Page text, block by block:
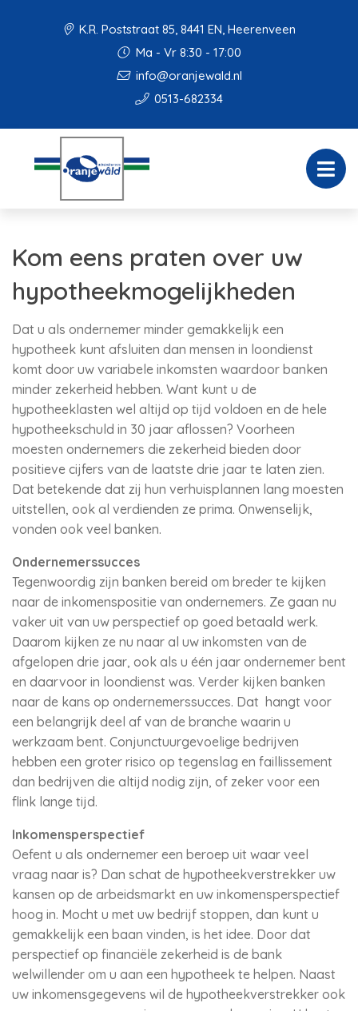
K.R. Poststraat 85, 8441 EN, Heerenveen
Ma - Vr 8:30 - 17:00
info@oranjewald.nl
0513-682334
Kom eens praten over uw
hypotheekmogelijkheden
Dat u als ondernemer minder gemakkelijk een
hypotheek kunt afsluiten dan mensen in loondienst
komt door uw variabele inkomsten waardoor banken
minder zekerheid hebben. Want kunt u de
hypotheeklasten wel altijd op tijd voldoen en de hele
hypotheekschuld in 30 jaar aflossen? Voorheen
moesten ondernemers die zekerheid bieden door
positieve cijfers van de laatste drie jaar te laten zien.
Dat betekende dat zij hun verhuisplannen lang moesten
uitstellen, ook al verdienden ze prima. Onwenselijk,
vonden ook veel banken.
Ondernemerssucces
Tegenwoordig zijn banken bereid om breder te kijken
naar de inkomenspositie van ondernemers. Ze gaan nu
vaker uit van uw perspectief op goed betaald werk.
Daarom kijken ze nu naar al uw inkomsten van de
afgelopen drie jaar, ook als u één jaar ondernemer bent
en daarvoor in loondienst was. Verder kijken banken
naar de kans op ondernemerssucces. Dat hangt voor
een belangrijk deel af van de branche waarin u
werkzaam bent. Conjunctuurgevoelige bedrijven
hebben een groter risico op tegenslag en faillissement
dan bedrijven die altijd nodig zijn, of zeker voor een
flink lange tijd.
Inkomensperspectief
Oefent u als ondernemer een beroep uit waar veel
vraag naar is? Dan schat de hypotheekverstrekker uw
kansen op de arbeidsmarkt en uw inkomensperspectief
hoog in. Mocht u met uw bedrijf stoppen, dan kunt u
gemakkelijk een baan vinden, is het idee. Door dat
perspectief op financiële zekerheid is de bank
welwillender om u aan een hypotheek te helpen. Naast
uw inkomensgegevens wil de hypotheekverstrekker ook